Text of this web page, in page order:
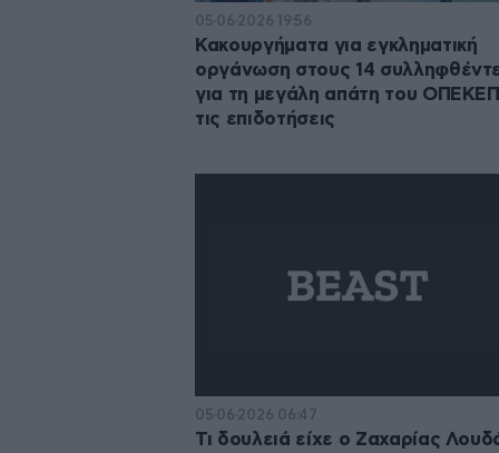
05·06·2026 19:56
Κακουργήματα για εγκληματική
οργάνωση στους 14
για τη μεγάλη απάτη του
τις επιδοτήσεις
05·06·2026 06:47
Τι δουλειά είχε ο Ζαχαρίας